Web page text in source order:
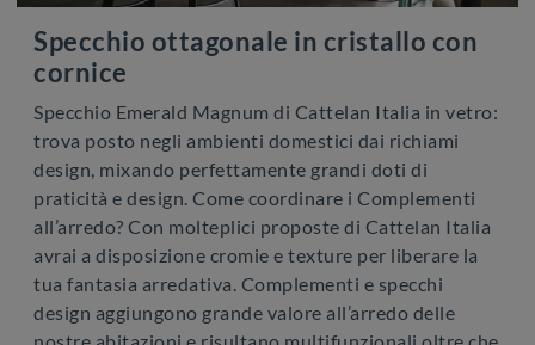
Specchio ottagonale in cristallo con
cornice
Specchio Emerald Magnum di Cattelan Italia in vetro:
trova posto negli ambienti domestici dai richiami
design, mixando perfettamente grandi doti di
praticità e design. Come coordinare i Complementi
all’arredo? Con molteplici proposte di Cattelan Italia
avrai a disposizione cromie e texture per liberare la
tua fantasia arredativa. Complementi e specchi
design aggiungono grande valore all’arredo delle